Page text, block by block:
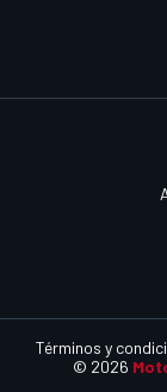
© 2026
Términos y